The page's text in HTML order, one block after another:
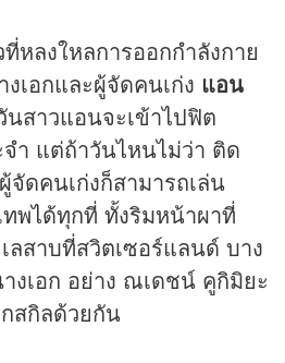
หลงใหลการออกกำลังกาย
เอกและผู้จัดคนเก่ง แอน
นสาวแอนจะเข้าไปฟิต
ำ แต่ถ้าวันไหนไม่ว่า ติด
จัดคนเก่งก็สามารถเล่น
พได้ทุกที่ ทั้งริมหน้าผาที่
ลสาบที่สวิตเซอร์แลนด์ บาง
งเอก อย่าง ณเดชน์ คูกิมิยะ
สกิลด้วยกัน